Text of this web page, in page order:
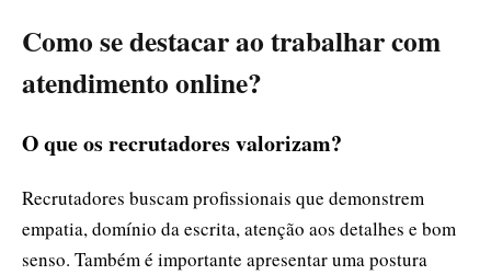
Como se destacar ao trabalhar com
atendimento online?
O que os recrutadores valorizam?
Recrutadores buscam profissionais que demonstrem
empatia, domínio da escrita, atenção aos detalhes e bom
senso. Também é importante apresentar uma postura